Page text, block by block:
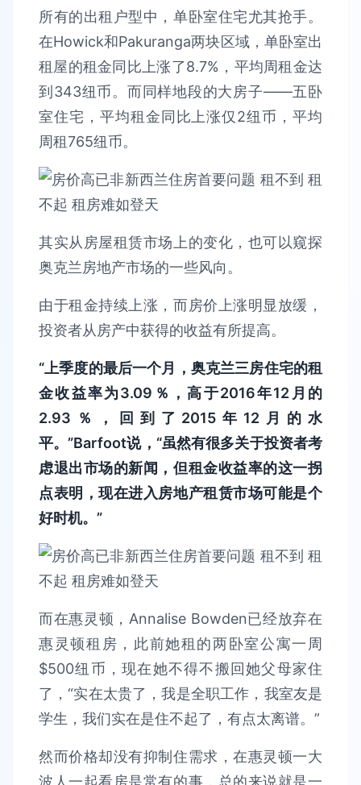
所有的出租户型中，单卧室住宅尤其抢手。
在Howick和Pakuranga两块区域，单卧室出
租屋的租金同比上涨了8.7%，平均周租金达
到343纽币。而同样地段的大房子——五卧
室住宅，平均租金同比上涨仅2纽币，平均
周租765纽币。
其实从房屋租赁市场上的变化，也可以窥探
奥克兰房地产市场的一些风向。
由于租金持续上涨，而房价上涨明显放缓，
投资者从房产中获得的收益有所提高。
“上季度的最后一个月，奥克兰三房住宅的租
金收益率为3.09％，高于2016年12月的
2.93％，回到了2015年12月的水
平。”Barfoot说，“虽然有很多关于投资者考
虑退出市场的新闻，但租金收益率的这一拐
点表明，现在进入房地产租赁市场可能是个
好时机。”
而在惠灵顿，Annalise Bowden已经放弃在
惠灵顿租房，此前她租的两卧室公寓一周
$500纽币，现在她不得不搬回她父母家住
了，“实在太贵了，我是全职工作，我室友是
学生，我们实在是住不起了，有点太离谱。”
然而价格却没有抑制住需求，在惠灵顿一大
波人一起看房是常有的事，总的来说就是一